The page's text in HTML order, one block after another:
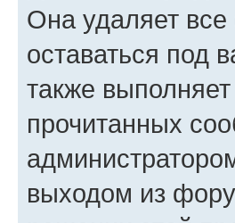
Она удаляет
оставаться под
также
прочитанных
выходом из